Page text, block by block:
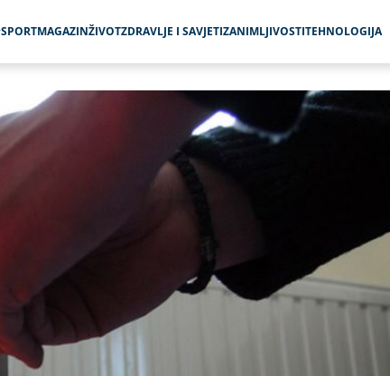
SPORTMAGAZINŽIVOTZDRAVLJE I SAVJETIZANIMLJIVOSTITEHNOLOGIJA